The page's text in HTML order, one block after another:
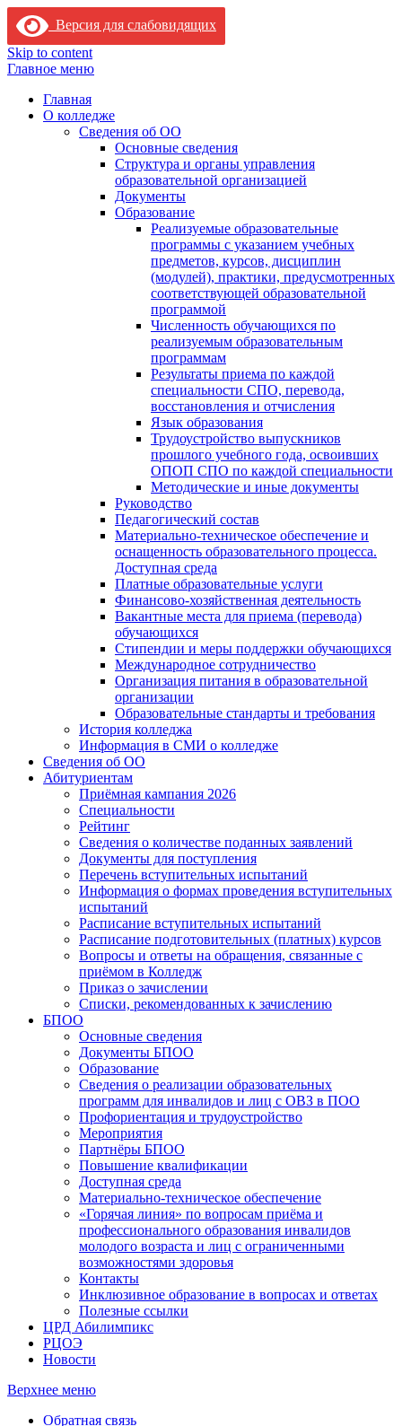
Версия для слабовидящих
Skip to content
Главное меню
Главная
О колледже
Сведения об ОО
Основные сведения
Структура и органы управления
образовательной организацией
Документы
Образование
Реализуемые образовательные
программы с указанием учебных
предметов, курсов, дисциплин
(модулей), практики, предусмотренных
соответствующей образовательной
программой
Численность обучающихся по
реализуемым образовательным
программам
Результаты приема по каждой
специальности СПО, перевода,
восстановления и отчисления
Язык образования
Трудоустройство выпускников
прошлого учебного года, освоивших
ОПОП СПО по каждой специальности
Методические и иные документы
Руководство
Педагогический состав
Материально-техническое обеспечение и
оснащенность образовательного процесса.
Доступная среда
Платные образовательные услуги
Финансово-хозяйственная деятельность
Вакантные места для приема (перевода)
обучающихся
Стипендии и меры поддержки обучающихся
Международное сотрудничество
Организация питания в образовательной
организации
Образовательные стандарты и требования
История колледжа
Информация в СМИ о колледже
Сведения об ОО
Абитуриентам
Приёмная кампания 2026
Специальности
Рейтинг
Сведения о количестве поданных заявлений
Документы для поступления
Перечень вступительных испытаний
Информация о формах проведения вступительных
испытаний
Расписание вступительных испытаний
Расписание подготовительных (платных) курсов
Вопросы и ответы на обращения, связанные с
приёмом в Колледж
Приказ о зачислении
Списки, рекомендованных к зачислению
БПОО
Основные сведения
Документы БПОО
Образование
Сведения о реализации образовательных
программ для инвалидов и лиц с ОВЗ в ПОО
Профориентация и трудоустройство
Мероприятия
Партнёры БПОО
Повышение квалификации
Доступная среда
Материально-техническое обеспечение
«Горячая линия» по вопросам приёма и
профессионального образования инвалидов
молодого возраста и лиц с ограниченными
возможностями здоровья
Контакты
Инклюзивное образование в вопросах и ответах
Полезные ссылки
ЦРД Абилимпикс
РЦОЭ
Новости
Верхнее меню
Обратная связь